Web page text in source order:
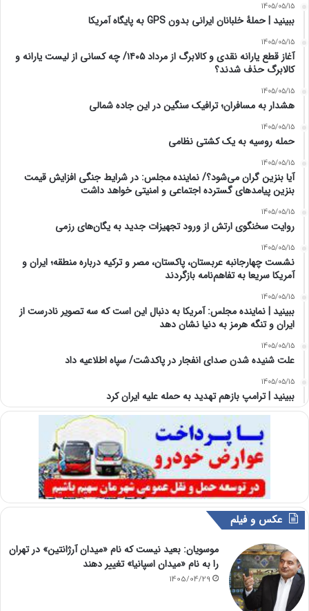
1405/05/15
ببینید | حملۀ خلبانان ایرانی بدون GPS به پایگاه آمریکا
1405/05/15
آغاز قطع یارانه نقدی و کالابرگ از مرداد ۱۴۰۵/ چه کسانی از لیست یارانه و
کالابرگ حذف شدند؟
1405/05/15
هشدار به مسافران؛ ترافیک سنگین در این جاده شمالی
1405/05/15
حمله روسیه به یک کشتی نظامی
1405/05/15
آیا بنزین گران می‌شود؟/ نماینده مجلس: در شرایط جنگی افزایش قیمت
بنزین پیامدهای گسترده اجتماعی و امنیتی خواهد داشت
1405/05/15
روایت سخنگوی ارتش از ورود تجهیزات جدید به یگان‌های رزمی
1405/05/15
نشست چهارجانبه عربستان، پاکستان، مصر و ترکیه درباره منطقه؛ ایران و
آمریکا سریعا به تفاهم‌نامه بازگردند
1405/05/15
ببینید | نماینده مجلس: آمریکا به دنبال این است که سه تصویر نادرست از
ایران و تنگه هرمز به دنیا نشان دهد
1405/05/15
علت شنیده شدن صدای انفجار در پاکدشت/ سپاه اطلاعیه داد
1405/05/15
ببینید | ترامپ بازهم تهدید به حمله علیه ایران کرد
عکس و فیلم
موسویان: بعید نیست که نام «میدان آرژانتین» در تهران
را به نام «میدان اسپانیا» تغییر دهند
1405/04/29